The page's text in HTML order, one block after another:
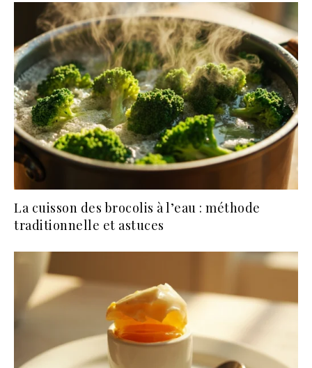
La cuisson des brocolis à l’eau : méthode
traditionnelle et astuces